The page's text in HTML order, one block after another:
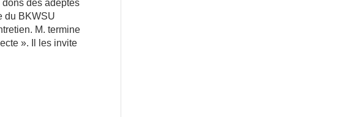
des adeptes
du BKWSU
M. termine
». Il les invite